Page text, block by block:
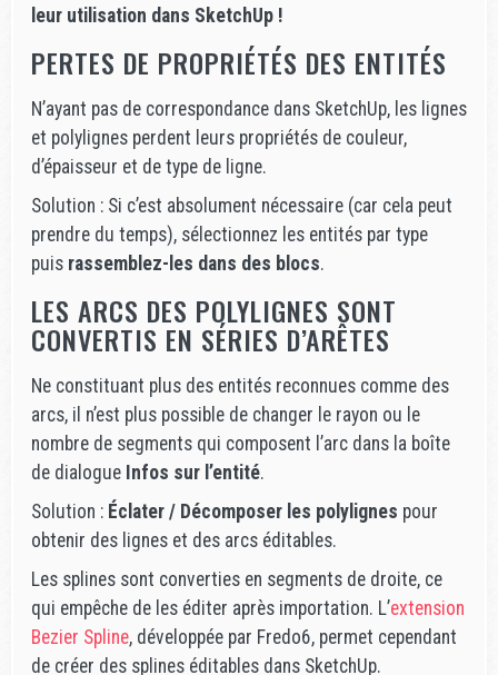
leur utilisation dans SketchUp !
PERTES DE PROPRIÉTÉS DES ENTITÉS
N’ayant pas de correspondance dans SketchUp, les lignes
et polylignes perdent leurs propriétés de couleur,
d’épaisseur et de type de ligne.
Solution : Si c’est absolument nécessaire (car cela peut
prendre du temps), sélectionnez les entités par type
puis rassemblez-les dans des blocs.
LES ARCS DES POLYLIGNES SONT
CONVERTIS EN SÉRIES D’ARÊTES
Ne constituant plus des entités reconnues comme des
arcs, il n’est plus possible de changer le rayon ou le
nombre de segments qui composent l’arc dans la boîte
de dialogue Infos sur l’entité.
Solution : Éclater / Décomposer les polylignes pour
obtenir des lignes et des arcs éditables.
Les splines sont converties en segments de droite, ce
qui empêche de les éditer après importation. L’extension
Bezier Spline, développée par Fredo6, permet cependant
de créer des splines éditables dans SketchUp.